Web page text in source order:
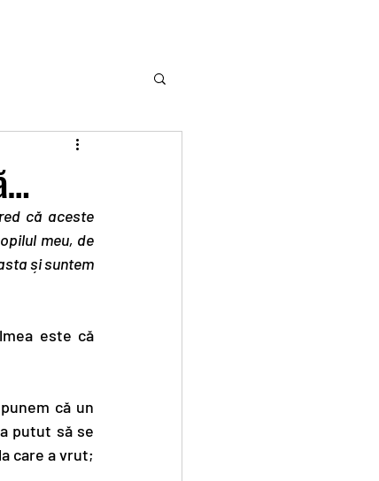
că aceste
meu, de
și suntem
este că
că un
putut să se
care a vrut;